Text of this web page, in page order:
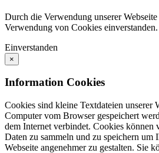
Durch die Verwendung unserer
Verwendung von Cookies einverstanden.
Einverstanden
×
Information Cookies
Cookies sind kleine Textdateien unserer
Computer vom Browser gespeichert
dem Internet verbindet. Cookies können
Daten zu sammeln und zu speichern um
Webseite angenehmer zu gestalten. Sie